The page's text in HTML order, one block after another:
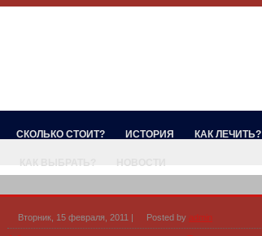
СКОЛЬКО СТОИТ? ИСТОРИЯ КАК ЛЕЧИТЬ?
КАК ВЫБРАТЬ? НОВОСТИ
Вторник, 15 февраля, 2011 | Posted by admin